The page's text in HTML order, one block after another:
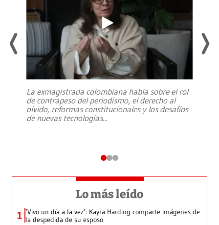
La exmagistrada colombiana habla sobre el rol
de contrapeso del periodismo, el derecho al
olvido, reformas constitucionales y los desafíos
de nuevas tecnologías...
Lo más leído
1 ‘Vivo un día a la vez’: Kayra Harding comparte imágenes de
la despedida de su esposo